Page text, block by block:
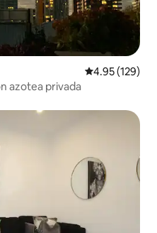
Calificación
4.95 (129)
azotea privada